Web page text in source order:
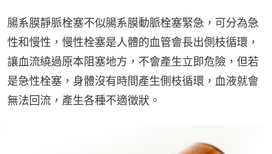
腸系膜靜脈栓塞不似腸系膜動脈栓塞緊急，可分為急
性和慢性，慢性栓塞是人體的血管會長出側枝循環，
讓血流繞過原本阻塞地方，不會產生立即危險，但若
是急性栓塞，身體沒有時間產生側枝循環，血液就會
無法回流，產生各種不適徵狀。